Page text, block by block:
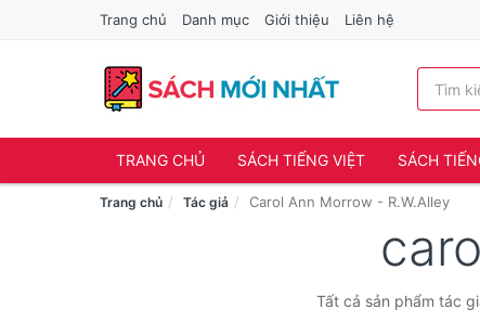
Trang chủ Danh mục Giới thiệu Liên hệ
TRANG CHỦ SÁCH TIẾNG VIỆT SÁCH
Trang chủ Tác giả Carol Ann Morrow - R.W.Alley
Tất cả sản phẩm tác